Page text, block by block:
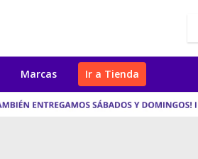
Marcas Ir a Tienda